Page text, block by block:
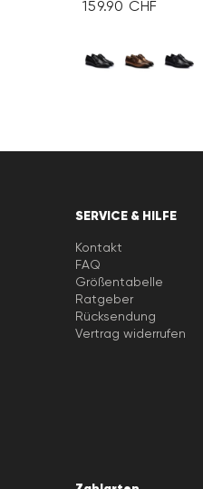
159.90 CHF
SERVICE & HILFE
Kontakt
FAQ
Größentabelle
Ratgeber
Rücksendung
Vertrag widerrufen